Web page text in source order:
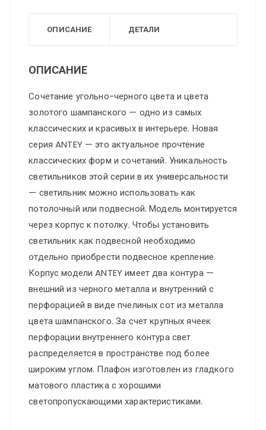
белый/
48Вт
3000-
6000K
D410
ДУ
ANTEY
ОПИСАНИЕ ДЕТАЛИ
ОПИСАНИЕ
Сочетание угольно-черного цвета и цвета
золотого шампанского — одно из самых
классических и красивых в интерьере. Новая
серия ANTEY — это актуальное прочтение
классических форм и сочетаний. Уникальность
светильников этой серии в их универсальности
— светильник можно использовать как
потолочный или подвесной. Модель монтируется
через корпус к потолку. Чтобы установить
светильник как подвесной необходимо
отдельно приобрести подвесное крепление.
Корпус модели ANTEY имеет два контура —
внешний из черного металла и внутренний с
перфорацией в виде пчелиных сот из металла
цвета шампанского. За счет крупных ячеек
перфорации внутреннего контура свет
распределяется в пространстве под более
широким углом. Плафон изготовлен из гладкого
матового пластика с хорошими
светопропускающими характеристиками.